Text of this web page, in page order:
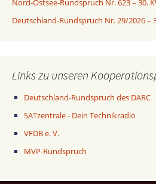
Nord-Ostsee-Rundspruch Nr. 623 – 30.
Deutschland-Rundspruch Nr. 29/2026 –
Links zu unseren
Deutschland-Rundspruch des DARC
SATzentrale - Dein Technikradio
VFDB e. V.
MVP-Rundspruch